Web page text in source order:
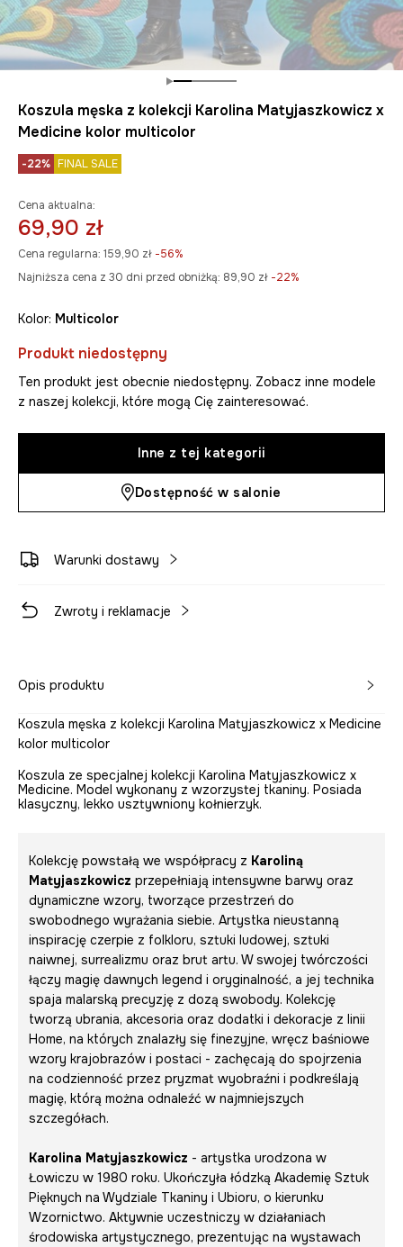
Koszula męska z kolekcji Karolina Matyjaszkowicz x
Medicine kolor multicolor
-22% FINAL SALE
Cena aktualna:
69,90 zł
Cena regularna: 159,90 zł -56%
Najniższa cena z 30 dni przed obniżką: 89,90 zł -22%
Kolor: multicolor
Produkt niedostępny
Ten produkt jest obecnie niedostępny. Zobacz inne modele
z naszej kolekcji, które mogą Cię zainteresować.
Inne z tej kategorii
Dostępność w salonie
Warunki dostawy
Zwroty i reklamacje
Opis produktu
Koszula męska z kolekcji Karolina Matyjaszkowicz x Medicine
kolor multicolor
Koszula ze specjalnej kolekcji Karolina Matyjaszkowicz x
Medicine. Model wykonany z wzorzystej tkaniny. Posiada
klasyczny, lekko usztywniony kołnierzyk.
Kolekcję powstałą we współpracy z Karoliną
Matyjaszkowicz przepełniają intensywne barwy oraz
dynamiczne wzory, tworzące przestrzeń do
swobodnego wyrażania siebie. Artystka nieustanną
inspirację czerpie z folkloru, sztuki ludowej, sztuki
naiwnej, surrealizmu oraz brut artu. W swojej twórczości
łączy magię dawnych legend i oryginalność, a jej technika
spaja malarską precyzję z dozą swobody. Kolekcję
tworzą ubrania, akcesoria oraz dodatki i dekoracje z linii
Home, na których znalazły się finezyjne, wręcz baśniowe
wzory krajobrazów i postaci - zachęcają do spojrzenia
na codzienność przez pryzmat wyobraźni i podkreślają
magię, którą można odnaleźć w najmniejszych
szczegółach.
Karolina Matyjaszkowicz - artystka urodzona w
Łowiczu w 1980 roku. Ukończyła łódzką Akademię Sztuk
Pięknych na Wydziale Tkaniny i Ubioru, o kierunku
Wzornictwo. Aktywnie uczestniczy w działaniach
środowiska artystycznego, prezentując na wystawach